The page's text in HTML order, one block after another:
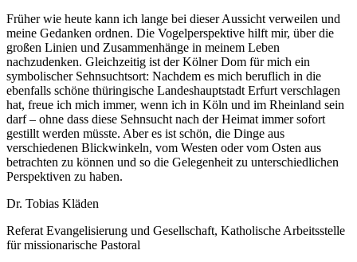
Früher wie heute kann ich lange bei dieser Aussicht verweilen und
meine Gedanken ordnen. Die Vogelperspektive hilft mir, über die
großen Linien und Zusammenhänge in meinem Leben
nachzudenken. Gleichzeitig ist der Kölner Dom für mich ein
symbolischer Sehnsuchtsort: Nachdem es mich beruflich in die
ebenfalls schöne thüringische Landeshauptstadt Erfurt verschlagen
hat, freue ich mich immer, wenn ich in Köln und im Rheinland sein
darf – ohne dass diese Sehnsucht nach der Heimat immer sofort
gestillt werden müsste. Aber es ist schön, die Dinge aus
verschiedenen Blickwinkeln, vom Westen oder vom Osten aus
betrachten zu können und so die Gelegenheit zu unterschiedlichen
Perspektiven zu haben.
Dr. Tobias Kläden
Referat Evangelisierung und Gesellschaft, Katholische Arbeitsstelle
für missionarische Pastoral